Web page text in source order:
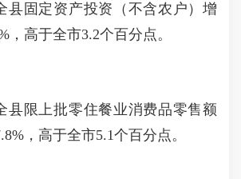
固定资产投资（不含农户）增
，高于全市3.2个百分点。
限上批零住餐业消费品零售额
，高于全市5.1个百分点。